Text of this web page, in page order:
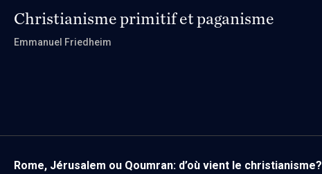
Christianisme primitif et paganisme
Emmanuel Friedheim
Rome, Jérusalem ou Qoumran: d’où vient le christianisme?